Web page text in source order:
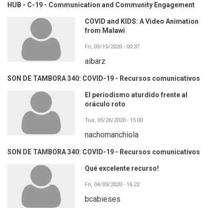
HUB - C-19 - Communication and Community Engagement
COVID and KIDS: A Video Animation
from Malawi
Fri, 05/15/2020 - 00:37
aibarz
SON DE TAMBORA 340: COVID-19 - Recursos comunicativos
El periodismo aturdido frente al
oráculo roto
Tue, 05/26/2020 - 15:00
nachomanchiola
SON DE TAMBORA 340: COVID-19 - Recursos comunicativos
Qué excelente recurso!
Fri, 04/03/2020 - 16:22
bcabieses